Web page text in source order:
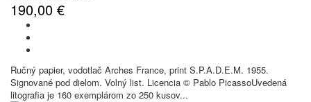
190,00 €
Ručný papier, vodotlač Arches France, print S.P.A.D.E.M. 1955.
Signované pod dielom. Volný list. Licencia © Pablo PicassoUvedená
litografia je 160 exemplárom zo 250 kusov...